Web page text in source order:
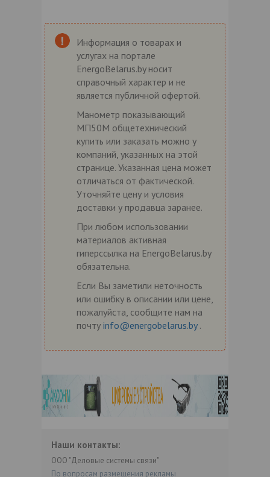
Информация о товарах и
услугах на портале
EnergoBelarus.by носит
справочный характер и не
является публичной офертой.
Манометр показывающий
МП50М общетехнический
купить или заказать можно у
компаний, указанных на этой
странице. Указанная цена может
отличаться от фактической.
Уточняйте цену и условия
доставки у продавца заранее.
При любом использовании
материалов активная
гиперссылка на EnergoBelarus.by
обязательна.
Если Вы заметили неточность
или ошибку в описании или цене,
пожалуйста, сообщите нам на
почту info@energobelarus.by .
Наши контакты:
ООО "Деловые системы связи"
По вопросам размещения рекламы